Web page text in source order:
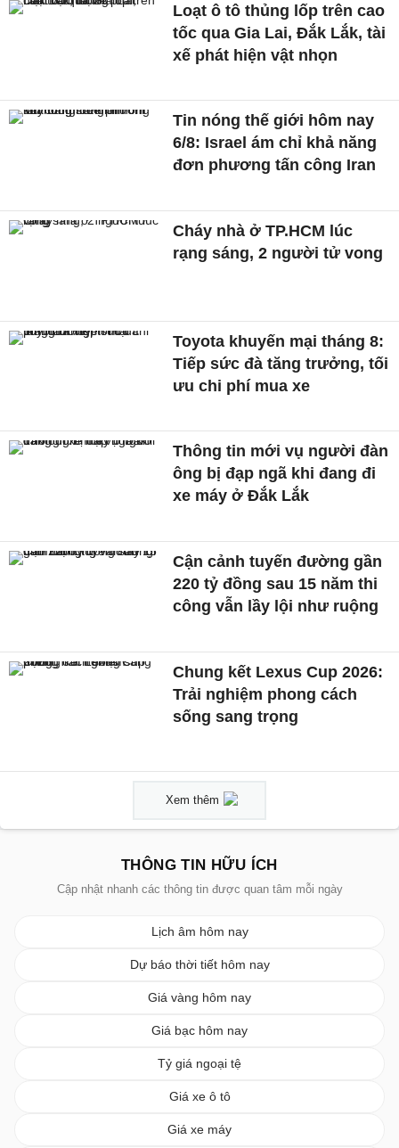
Loạt ô tô thủng lốp trên cao
tốc qua Gia Lai, Đắk Lắk, tài
xế phát hiện vật nhọn
Tin nóng thế giới hôm nay
6/8: Israel ám chỉ khả năng
đơn phương tấn công Iran
Cháy nhà ở TP.HCM lúc
rạng sáng, 2 người tử vong
Toyota khuyến mại tháng 8:
Tiếp sức đà tăng trưởng, tối
ưu chi phí mua xe
Thông tin mới vụ người đàn
ông bị đạp ngã khi đang đi
xe máy ở Đắk Lắk
Cận cảnh tuyến đường gần
220 tỷ đồng sau 15 năm thi
công vẫn lầy lội như ruộng
Chung kết Lexus Cup 2026:
Trải nghiệm phong cách
sống sang trọng
Xem thêm
THÔNG TIN HỮU ÍCH
Cập nhật nhanh các thông tin được quan tâm mỗi ngày
Lịch âm hôm nay
Dự báo thời tiết hôm nay
Giá vàng hôm nay
Giá bạc hôm nay
Tỷ giá ngoại tệ
Giá xe ô tô
Giá xe máy